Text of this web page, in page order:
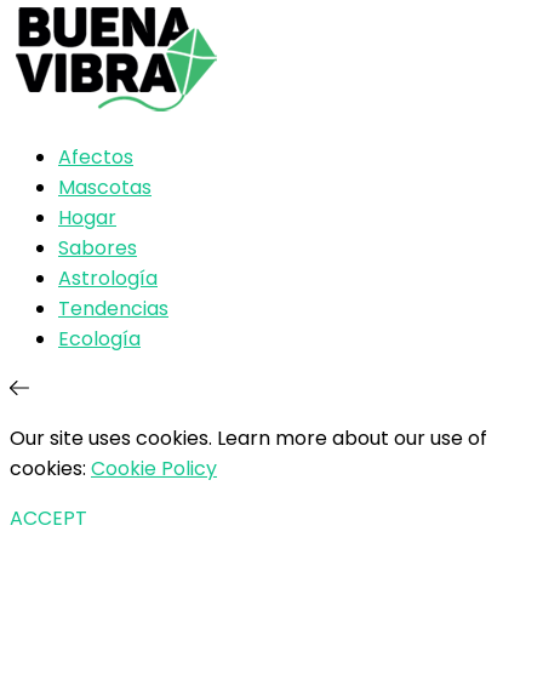
Afectos
Mascotas
Hogar
Sabores
Astrología
Tendencias
Ecología
Our site uses cookies. Learn more about our use of
cookies: Cookie Policy
ACCEPT